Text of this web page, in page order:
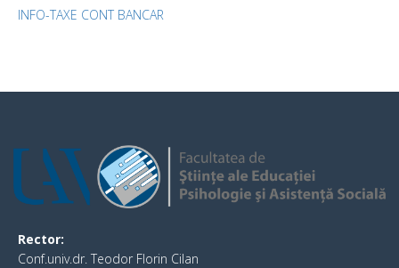
INFO-TAXE CONT BANCAR
Rector:
Conf.univ.dr. Teodor Florin Cilan